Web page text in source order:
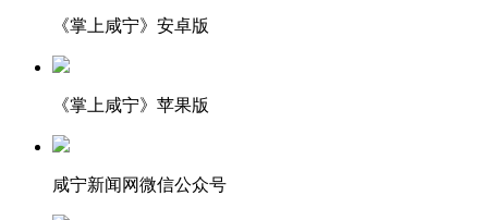
《掌上咸宁》安卓版
《掌上咸宁》苹果版
咸宁新闻网微信公众号